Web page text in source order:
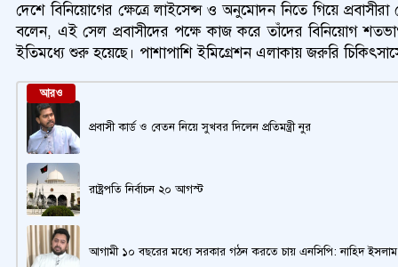
দেশে বিনিয়োগের ক্ষেত্রে লাইসেন্স ও অনুমোদন নিতে গিয়ে
বলেন, এই সেল প্রবাসীদের পক্ষে কাজ করে তাঁদের বিনিয়োগ শতভাগ
ইতিমধ্যে শুরু হয়েছে। পাশাপাশি ইমিগ্রেশন এলাকায় জরুরি
আরও
প্রবাসী কার্ড ও বেতন নিয়ে সুখবর দিলেন প্রতিমন্ত্রী নুর
রাষ্ট্রপতি নির্বাচন ২০ আগস্ট
আগামী ১০ বছরের মধ্যে সরকার গঠন করতে চায় এনসিপি: নাহিদ ইসলাম